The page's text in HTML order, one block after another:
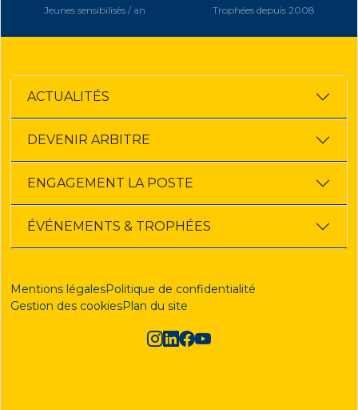
Jeunes sensibilisés / an Trophées depuis 2008
ACTUALITÉS
DEVENIR ARBITRE
ENGAGEMENT LA POSTE
ÉVÉNEMENTS & TROPHÉES
Mentions légalesPolitique de confidentialité
Gestion des cookiesPlan du site